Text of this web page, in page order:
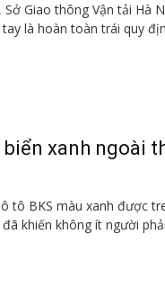
Sở Giao thông Vận tải Hà
là hoàn toàn trái quy
biển xanh ngoài
tô BKS màu xanh được
khiến không ít người